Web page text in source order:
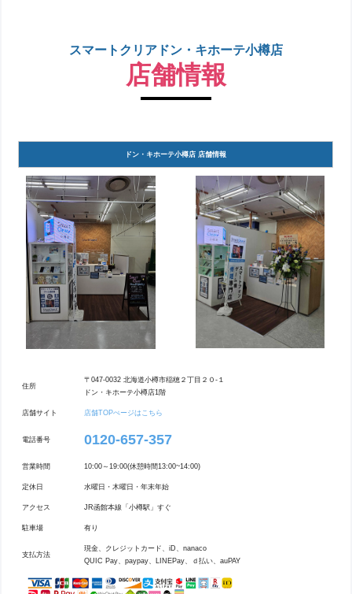
スマートクリアドン・キホーテ小樽店
店舗情報
ドン・キホーテ小樽店 店舗情報
住所
〒047-0032 北海道小樽市稲穂２丁目２０-１
ドン・キホーテ小樽店1階
店舗サイト 店舗TOPぺージはこちら
電話番号 0120-657-357
営業時間 10:00～19:00(休憩時間13:00~14:00)
定休日 水曜日・木曜日・年末年始
アクセス JR函館本線「小樽駅」すぐ
駐車場 有り
支払方法
現金、クレジットカード、iD、nanaco
QUIC Pay、paypay、LINEPay、ｄ払い、auPAY